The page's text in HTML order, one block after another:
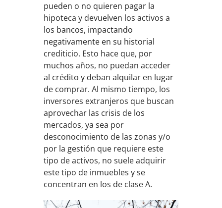
pueden o no quieren pagar la
hipoteca y devuelven los activos a
los bancos, impactando
negativamente en su historial
crediticio. Esto hace que, por
muchos años, no puedan acceder
al crédito y deban alquilar en lugar
de comprar. Al mismo tiempo, los
inversores extranjeros que buscan
aprovechar las crisis de los
mercados, ya sea por
desconocimiento de las zonas y/o
por la gestión que requiere este
tipo de activos, no suele adquirir
este tipo de inmuebles y se
concentran en los de clase A.